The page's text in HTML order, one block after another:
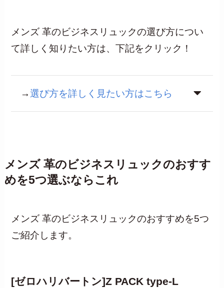
メンズ 革のビジネスリュックの選び方につい
て詳しく知りたい方は、下記をクリック！
→選び方を詳しく見たい方はこちら
メンズ 革のビジネスリュックのおすす
めを5つ選ぶならこれ
メンズ 革のビジネスリュックのおすすめを5つ
ご紹介します。
[ゼロハリバートン]Z PACK type-L